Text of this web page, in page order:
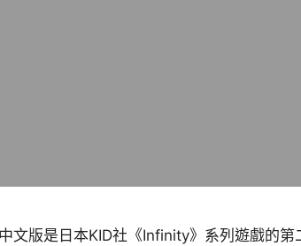
文版是日本KID社《Infinity》系列遊戲的